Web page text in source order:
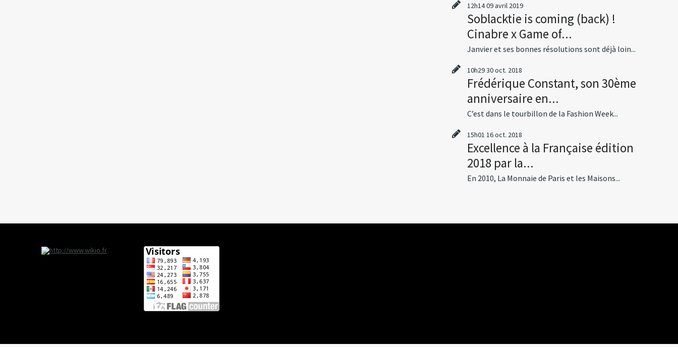
12h1409avril 2019
Soblacktie is coming (back) !
Cinabre x Game of...
Janvier et ses bonnes résolutions sont déjà loin...
10h2930oct. 2018
Frédérique Constant, son 30ème
anniversaire en...
C’est dans le tourbillon de la Fashion Week...
15h01 16oct. 2018
Excellence à la Française édition
2018 par la...
En 2010, La Monnaie de Paris et les Maisons...